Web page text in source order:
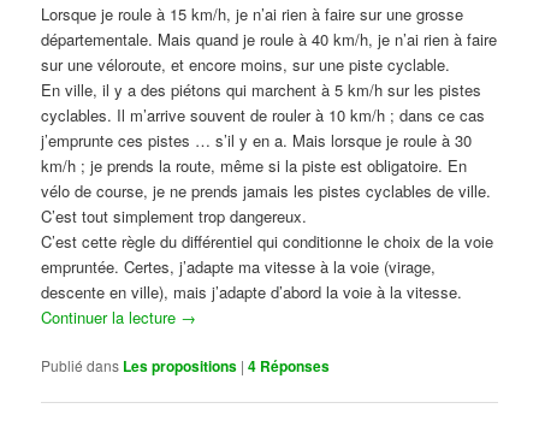
Lorsque je roule à 15 km/h, je n’ai rien à faire sur une grosse
départementale. Mais quand je roule à 40 km/h, je n’ai rien à faire
sur une véloroute, et encore moins, sur une piste cyclable.
En ville, il y a des piétons qui marchent à 5 km/h sur les pistes
cyclables. Il m’arrive souvent de rouler à 10 km/h ; dans ce cas
j’emprunte ces pistes … s’il y en a. Mais lorsque je roule à 30
km/h ; je prends la route, même si la piste est obligatoire. En
vélo de course, je ne prends jamais les pistes cyclables de ville.
C’est tout simplement trop dangereux.
C’est cette règle du différentiel qui conditionne le choix de la voie
empruntée. Certes, j’adapte ma vitesse à la voie (virage,
descente en ville), mais j’adapte d’abord la voie à la vitesse.
Continuer la lecture →
Publié dans Les propositions |4 Réponses